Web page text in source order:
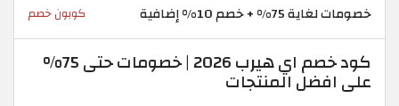
خصومات لغاية 75% + خصم 10% إضافية كوبون خصم
كود خصم اي هيرب 2026 | خصومات حتى 75%
على افضل المنتجات